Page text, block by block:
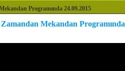
Programında 24.09.2015
Mekandan Programında